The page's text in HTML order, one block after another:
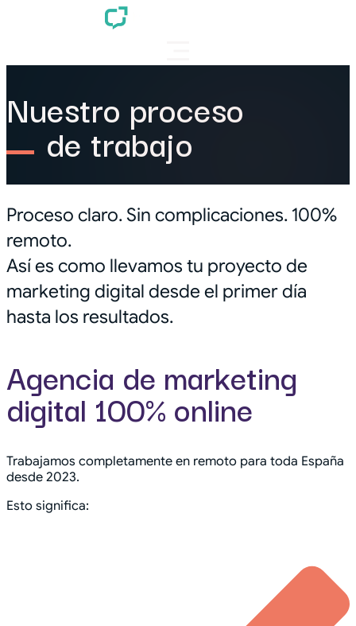
Nuestro proceso
de trabajo
Proceso claro. Sin complicaciones. 100%
remoto.
Así es como llevamos tu proyecto de
marketing digital desde el primer día
hasta los resultados.
Agencia de marketing
digital 100% online
Trabajamos completamente en remoto para toda España
desde 2023.
Esto significa: